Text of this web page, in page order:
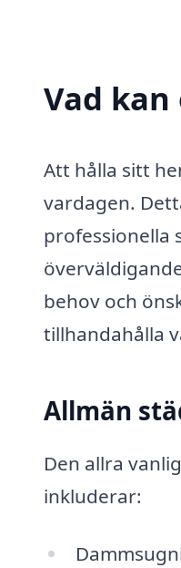
Vad
Att hålla sitt
vardagen.
professionella
behov och
tillhandahålla
Allmän
Den allra
inkluderar: